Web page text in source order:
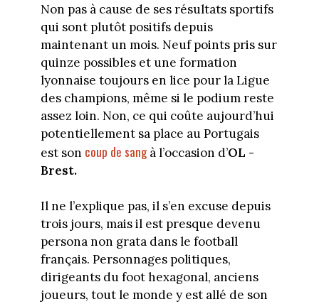
Non pas à cause de ses résultats sportifs
qui sont plutôt positifs depuis
maintenant un mois. Neuf points pris sur
quinze possibles et une formation
lyonnaise toujours en lice pour la Ligue
des champions, même si le podium reste
assez loin. Non, ce qui coûte aujourd’hui
potentiellement sa place au Portugais
est son coup de sangà l’occasion d’OL -
Brest.
Il ne l’explique pas, il s’en excuse depuis
trois jours, mais il est presque devenu
persona non grata dans le football
français. Personnages politiques,
dirigeants du foot hexagonal, anciens
joueurs, tout le monde y est allé de son